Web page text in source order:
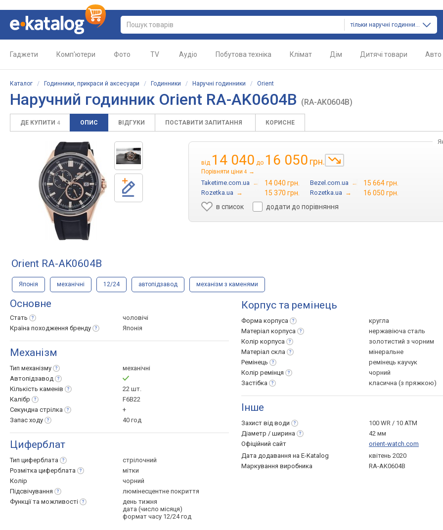
тільки наручні годинники
Гаджети Комп'ютери Фото TV Аудіо Побутова техніка Клімат Дім Дитячі товари Авто
Каталог / Годинники, прикраси й аксесуари / Годинники / Наручні годинники / Orient
Наручний годинник Orient RA-AK0604B (RA-AK0604B)
ДЕ КУПИТИ 4 ОПИС ВІДГУКИ ПОСТАВИТИ ЗАПИТАННЯ КОРИСНЕ
від 14 040 до 16 050 грн.
Порівняти ціни 4 →
Taketime.com.ua → 14 040 грн. Bezel.com.ua → 15 664 грн.
Rozetka.ua → 15 370 грн. Rozetka.ua →
16 050 грн.
в список
додати до порівняння
Orient RA-AK0604B
Японія механічні 12/24 автопідзавод механізм з каменями
Основне
Стать
чоловічі
Країна походження бренду Японія
Механізм
Тип механізму
механічні
Автопідзавод
Кількість каменів
22 шт.
Калібр
F6B22
Секундна стрілка
+
Запас ходу 40 год
Циферблат
Тип циферблата
стрілочний
Розмітка циферблата
мітки
Колір
чорний
Підсвічування
люмінесцентне покриття
Функції та можливості
день тижня
дата (число місяця)
формат часу 12/24 год
Корпус та ремінець
Форма корпуса
кругла
Матеріал корпуса
нержавіюча сталь
Колір корпуса
золотистий з чорним
Матеріал скла
мінеральне
Ремінець
ремінець каучук
Колір ремінця
чорний
Застібка
класична (з пряжкою)
Інше
Захист від води
100 WR / 10 ATM
Діаметр / ширина
42 мм
Офіційний сайт
orient-watch.com
Дата додавання на E-Katalog
квітень 2020
Маркування виробника
RA-AK0604B